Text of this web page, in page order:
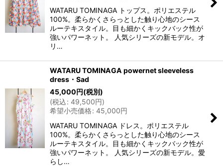
WATARU TOMINAGA トップス。ポリエステル
100%。柔らかくさらっとした触り心地のシース
ルーテキスタイル。目も細かくキックバック性が
強いパワーネット。 人気シリーズの新モデル。オ
リ…
WATARU TOMINAGA powernet sleeveless
dress・Sad
45,000円(税別)
(税込: 49,500円)
希望小売価格: 45,000円
WATARU TOMINAGA ドレス。ポリエステル
100%。柔らかくさらっとした触り心地のシース
ルーテキスタイル。目も細かくキックバック性が
強いパワーネット。 人気シリーズの新モデル。愛
らし…